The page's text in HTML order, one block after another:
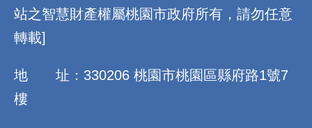
站之智慧財產權屬桃園市政府所有，請勿任意
轉載]
地 址：330206 桃園市桃園區縣府路1號7
樓